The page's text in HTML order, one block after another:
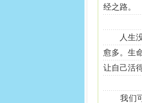
经之路。
人生没
愈多。生
让自己活
我们可